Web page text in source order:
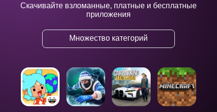
Скачивайте взломанные, платные и бесплатные
приложения
Множество категорий